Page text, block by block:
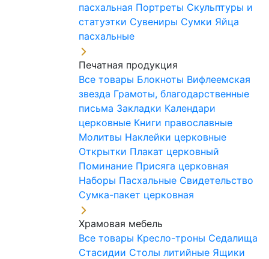
пасхальная Портреты Скульптуры и
статуэтки Сувениры Сумки Яйца
пасхальные
Печатная продукция
Все товары Блокноты Вифлеемская
звезда Грамоты, благодарственные
письма Закладки Календари
церковные Книги православные
Молитвы Наклейки церковные
Открытки Плакат церковный
Поминание Присяга церковная
Наборы Пасхальные Свидетельство
Сумка-пакет церковная
Храмовая мебель
Все товары Кресло-троны Седалища
Стасидии Столы литийные Ящики